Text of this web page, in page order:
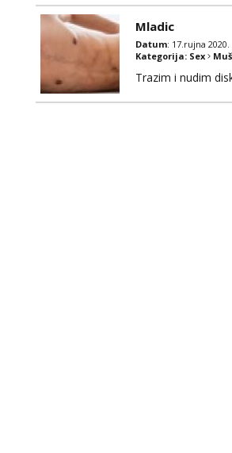
Mladic
Datum: 17.rujna 2020.
Kategorija: Sex
Trazim i nudim